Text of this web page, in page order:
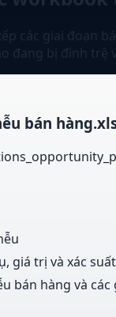
các giai đoạn
đang bị đình trệ
bán
giá trị và xác
bán hàng và